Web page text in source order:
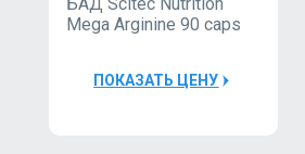
Mega Arginine 90 caps
ПОКАЗАТЬ ЦЕНУ